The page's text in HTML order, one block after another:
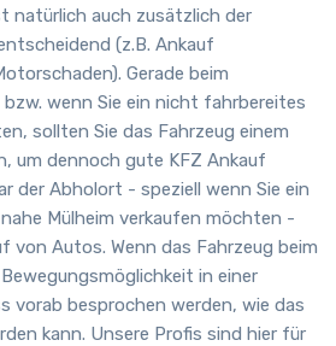
natürlich auch zusätzlich der
(z.B. Ankauf
Gerade beim
wenn Sie ein nicht fahrbereites
sollten Sie das Fahrzeug einem
um dennoch gute KFZ Ankauf
der Abholort - speziell wenn Sie ein
Mülheim verkaufen möchten -
von Autos. Wenn das Fahrzeug beim
in einer
vorab besprochen werden, wie das
kann. Unsere Profis sind hier für